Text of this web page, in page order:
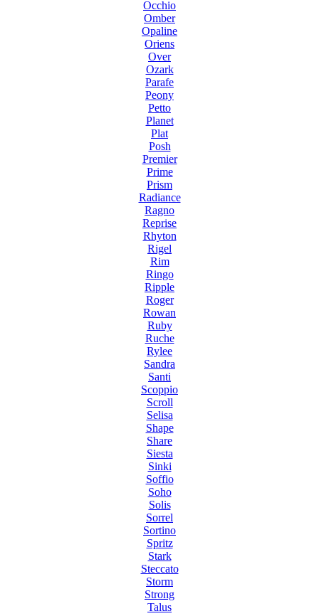
Occhio
Omber
Opaline
Oriens
Over
Ozark
Parafe
Peony
Petto
Planet
Plat
Posh
Premier
Prime
Prism
Radiance
Ragno
Reprise
Rhyton
Rigel
Rim
Ringo
Ripple
Roger
Rowan
Ruby
Ruche
Rylee
Sandra
Santi
Scoppio
Scroll
Selisa
Shape
Share
Siesta
Sinki
Soffio
Soho
Solis
Sorrel
Sortino
Spritz
Stark
Steccato
Storm
Strong
Talus